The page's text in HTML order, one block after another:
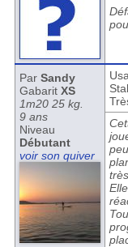
Par Sandy
Gabarit XS
1m20 25 kg.
9 ans
Niveau
Débutant
voir son quiver